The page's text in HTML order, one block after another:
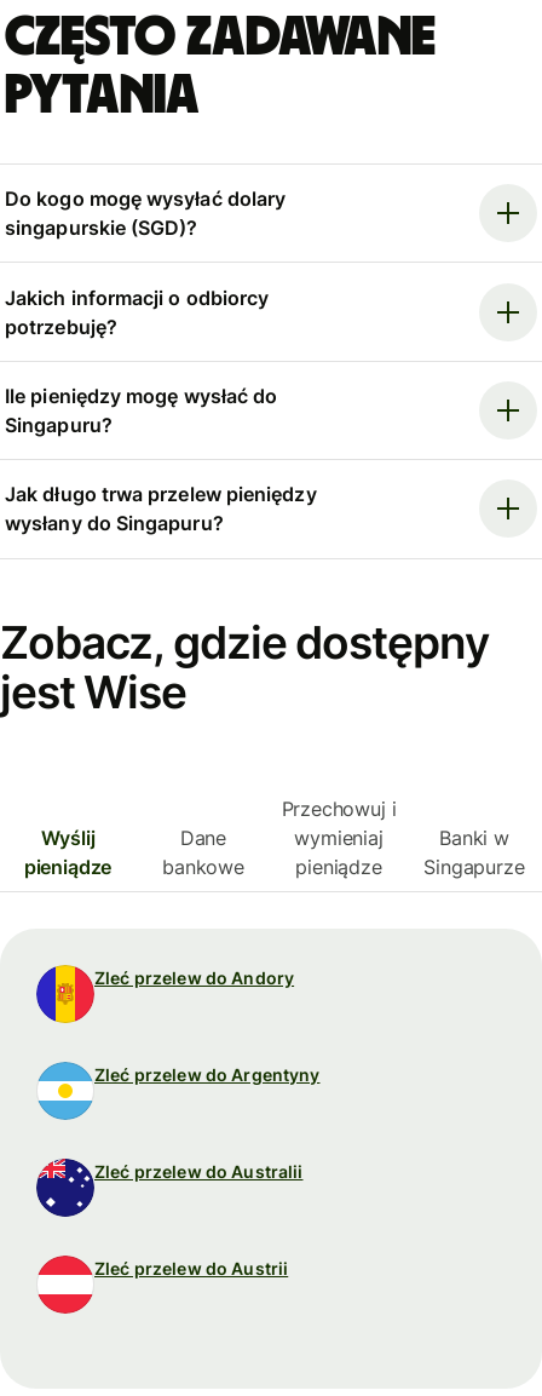
Często zadawane
pytania
Do kogo mogę wysyłać dolary
singapurskie (SGD)?
Jakich informacji o odbiorcy
potrzebuję?
Ile pieniędzy mogę wysłać do
Singapuru?
Jak długo trwa przelew pieniędzy
wysłany do Singapuru?
Zobacz, gdzie dostępny
jest Wise
Wyślij
pieniądze
Dane
bankowe
Przechowuj i
wymieniaj
pieniądze
Banki w
Singapurze
Zleć przelew do Andory
Zleć przelew do Argentyny
Zleć przelew do Australii
Zleć przelew do Austrii